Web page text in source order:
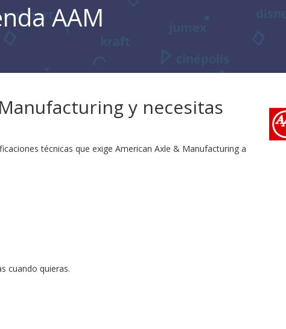
AAM
y necesitas
técnicas que exige American Axle & Manufacturing a
cuando quieras.